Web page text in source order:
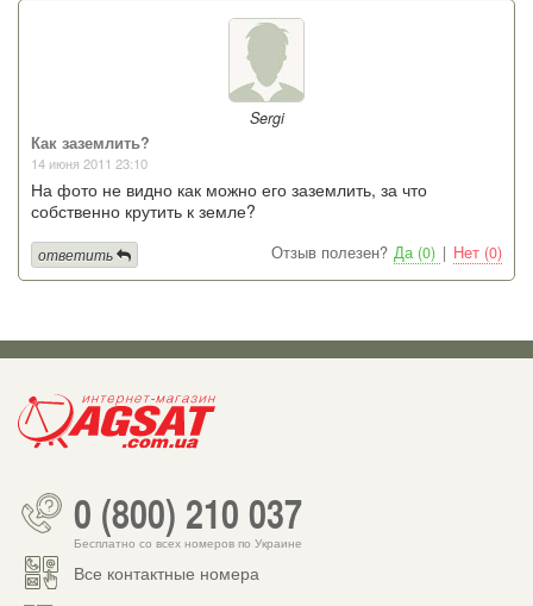
Sergi
Как заземлить?
14 июня 2011 23:10
На фото не видно как можно его заземлить, за что
собственно крутить к земле?
Отзыв полезен? Да (0) | Нет (0)
ответить
0 (800) 210 037
Бесплатно со всех номеров по Украине
Все контактные номера